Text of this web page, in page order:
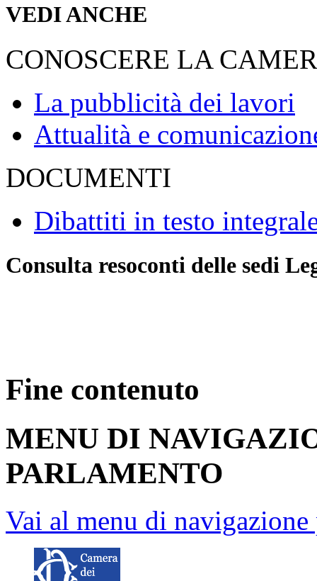
VEDI ANCHE
CONOSCERE LA
La pubblicità dei lavori
Attualità e
DOCUMENTI
Dibattiti in testo
Consulta resoconti delle sedi
Fine contenuto
MENU DI
PARLAMENTO
Vai al menu di